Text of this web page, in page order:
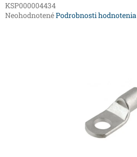
KSP000004434
Priemerné
NeohodnotenéPodrobnosti hodnotenia